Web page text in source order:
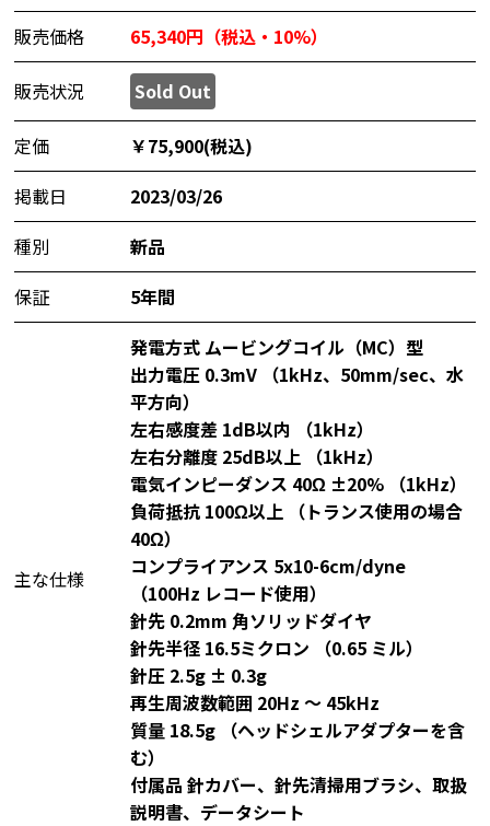
販売価格
65,340円（税込・10%）
販売状況 Sold Out
定価
￥75,900(税込)
掲載日
2023/03/26
種別
新品
保証
5年間
主な仕様
発電方式 ムービングコイル（MC）型
出力電圧 0.3mV （1kHz、50mm/sec、水
平方向）
左右感度差 1dB以内 （1kHz）
左右分離度 25dB以上 （1kHz）
電気インピーダンス 40Ω ±20% （1kHz）
負荷抵抗 100Ω以上 （トランス使用の場合
40Ω）
コンプライアンス 5x10-6cm/dyne
（100Hz レコード使用）
針先 0.2mm 角ソリッドダイヤ
針先半径 16.5ミクロン （0.65 ミル）
針圧 2.5g ± 0.3g
再生周波数範囲 20Hz ～ 45kHz
質量 18.5g （ヘッドシェルアダプターを含
む）
付属品 針カバー、針先清掃用ブラシ、取扱
説明書、データシート